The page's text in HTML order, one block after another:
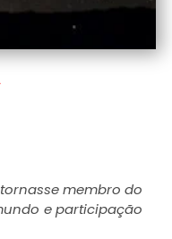
membro do
e participação